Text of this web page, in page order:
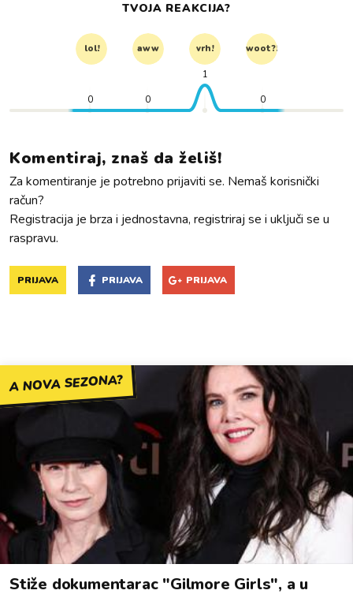
TVOJA REAKCIJA?
lol! aww vrh! woot?!
0 0
1
0
Komentiraj, znaš da želiš!
Za komentiranje je potrebno prijaviti se. Nemaš korisnički
račun?
Registracija je brza i jednostavna, registriraj se i uključi se u
raspravu.
PRIJAVA PRIJAVA PRIJAVA
A NOVA SEZONA?
Stiže dokumentarac "Gilmore Girls", a u